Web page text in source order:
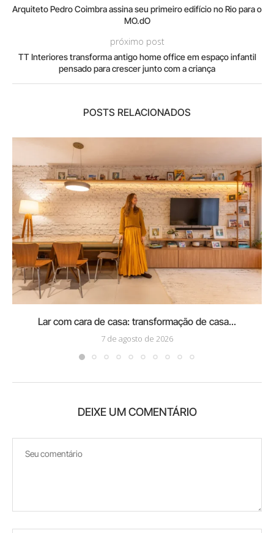
Arquiteto Pedro Coimbra assina seu primeiro edifício no Rio para o
MO.dO
próximo post
TT Interiores transforma antigo home office em espaço infantil
pensado para crescer junto com a criança
POSTS RELACIONADOS
Lar com cara de casa: transformação de casa...
7 de agosto de 2026
DEIXE UM COMENTÁRIO